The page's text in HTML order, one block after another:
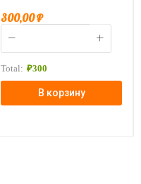
300,00₽
Total: ₽300
В корзину